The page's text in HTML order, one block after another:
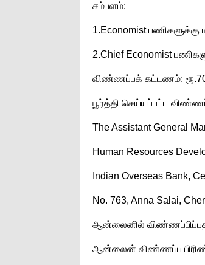
சம்பளம்:
1.Economist பணிகளுக்கு
2.Chief Economist
விண்ணப்பக் கட்டணம்:
பூர்த்தி செய்யப்பட்ட
The Assistant General
Human Resources
Indian Overseas Bank,
No. 763, Anna Salai,
ஆன்லைனில்
ஆன்லைன் விண்ணப்ப பிரிண்ட்